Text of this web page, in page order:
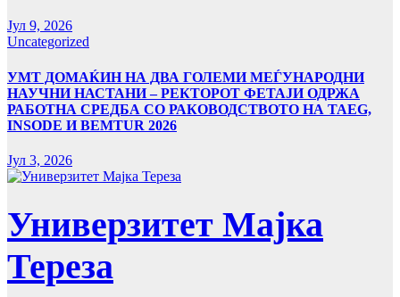
Јул 9, 2026
Uncategorized
УMТ ДОМАЌИН НА ДВА ГОЛЕМИ МЕЃУНАРОДНИ
НАУЧНИ НАСТАНИ – РЕКТОРОТ ФЕТАЈИ ОДРЖА
РАБОТНА СРЕДБА СО РАКОВОДСТВОТО НА TAEG,
INSODE И BEMTUR 2026
Јул 3, 2026
Универзитет Мајка
Тереза